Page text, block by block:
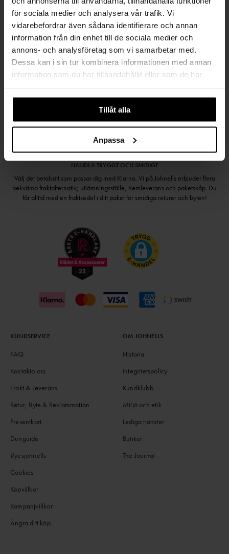
för sociala medier och analysera vår trafik. Vi
vidarebefordrar även sådana identifierare och annan
information från din enhet till de sociala medier och
annons- och analysföretag som vi samarbetar med.
Dessa kan i sin tur kombinera informationen med annan
information som du har tillhandahållit eller som de har
Tillåt alla
Anpassa
SAMLA BONUS I KUNDKLUBBEN
Håll dig uppdaterad
PRENUMERERA PÅ VÅRT NYHETSBREV
HANDLA TRYGGT OCH SMIDIGT
Välj det betalsätt som passar dig med Klarna. Vi på Johnells erbjuder flera
bekväma fraktalternativ; utlämningsställe, hemleverans och paketskåp. Du
får alltid med en fraktsedel i ditt paket för smidiga returer och byten!
KUNDSERVICE
FAQ
Kontakta oss
Frakt & Leverans
Retur, Byte & Reklammation
Presentkort
Dunguide
#yesjohnells
Cookies
Köpvillkor
Kampanjvillkor
Ångra ditt köp
OM JOHNELLS
Historia
Integritetspolicy
Kundklubb
Miljö och etik
Lediga tjänster
Butiker
The Journal